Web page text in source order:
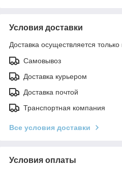
Условия доставки
Доставка осуществляется
Самовывоз
Доставка курьером
Доставка почтой
Транспортная компания
Все условия доставки
Условия оплаты